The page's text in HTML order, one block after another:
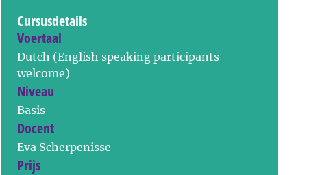
Cursusdetails
Voertaal
Dutch (English speaking participants
welcome)
Niveau
Basis
Docent
Eva Scherpenisse
Prijs